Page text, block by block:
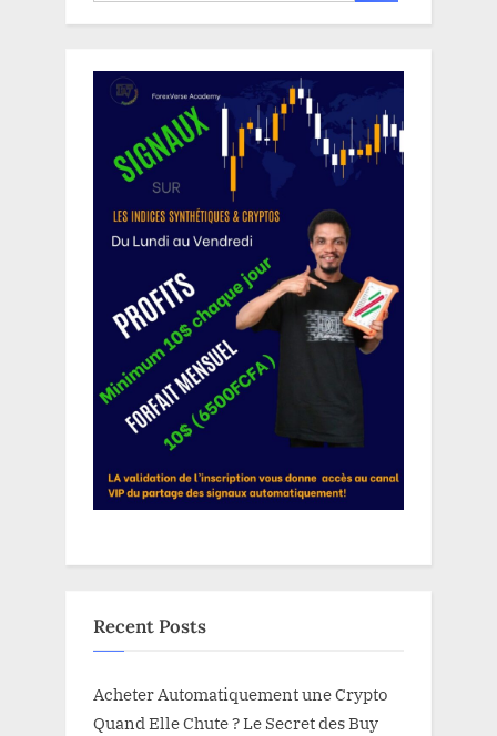
Recent Posts
Acheter Automatiquement une Crypto
Quand Elle Chute ? Le Secret des Buy